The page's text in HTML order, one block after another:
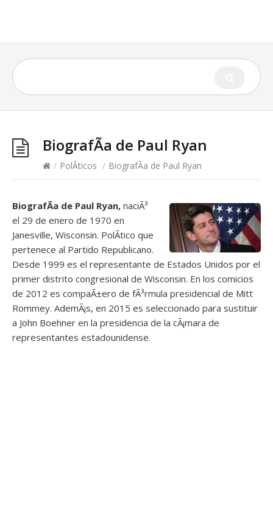
BiografÃ­a de Paul Ryan
/ PolÃ­ticos / BiografÃ­a de Paul Ryan
BiografÃ­a de Paul Ryan, naciÃ³
el 29 de enero de 1970 en
Janesville, Wisconsin. PolÃ­tico que
pertenece al Partido Republicano.
Desde 1999 es el representante de Estados Unidos por el
primer distrito congresional de Wisconsin. En los comicios
de 2012 es compaÃ±ero de fÃ³rmula presidencial de Mitt
Rommey. AdemÃ¡s, en 2015 es seleccionado para sustituir
a John Boehner en la presidencia de la cÃ¡mara de
representantes estadounidense.